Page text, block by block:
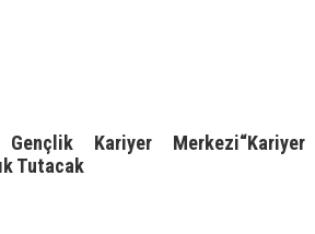
Kariyer Merkezi“Kariyer
Tutacak